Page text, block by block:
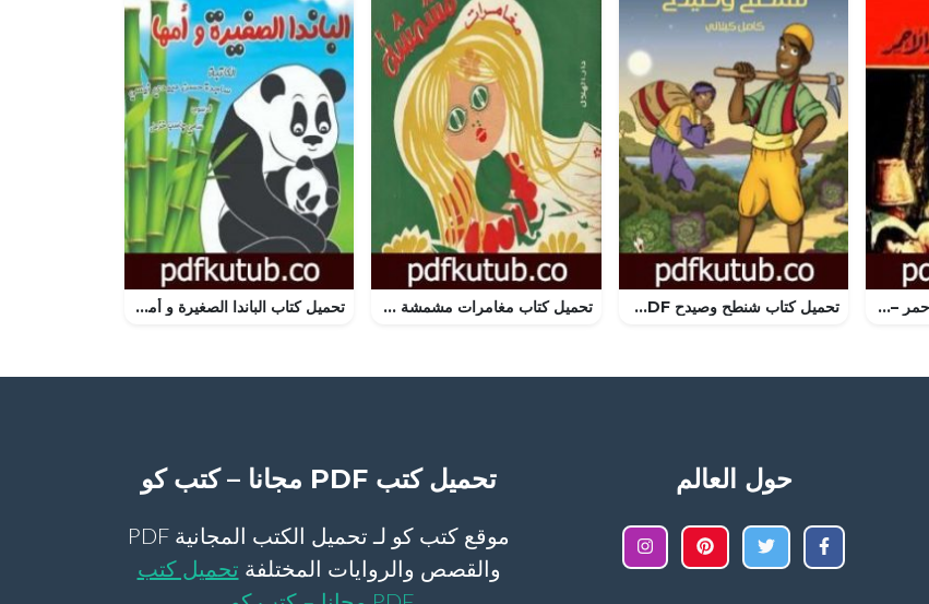
تحميل كتاب لغز القفاز الأحمر – سلسلة المغامرون الخمسة: 9 PDF تأليف محمود سالم مجانا [كامل] تحميل كتاب شنطح وصيدح PDF تأليف كامل الكيلاني مجانا [كامل] تحميل كتاب مغامرات مشمشة PDF تأليف سمير عبد الباقي مجانا [كامل] تحميل كتاب الباندا الصغیرة و أمها PDF تأليف ساجدة حسن عبیدي نیسي مجانا [كامل]
حول العالم تحميل كتب PDF مجانا – كتب كو
موقع كتب كو لـ تحميل الكتب المجانية PDF
والقصص والروايات المختلفة تحميل كتب